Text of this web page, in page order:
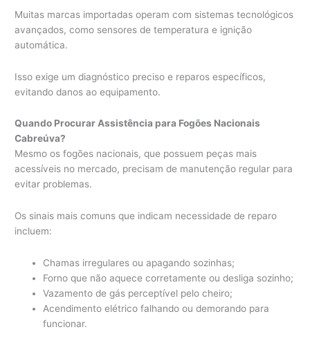
Muitas marcas importadas operam com sistemas tecnológicos
avançados, como sensores de temperatura e ignição
automática.
Isso exige um diagnóstico preciso e reparos específicos,
evitando danos ao equipamento.
Quando Procurar Assistência para Fogões Nacionais
Cabreúva?
Mesmo os fogões nacionais, que possuem peças mais
acessíveis no mercado, precisam de manutenção regular para
evitar problemas.
Os sinais mais comuns que indicam necessidade de reparo
incluem:
Chamas irregulares ou apagando sozinhas;
Forno que não aquece corretamente ou desliga sozinho;
Vazamento de gás perceptível pelo cheiro;
Acendimento elétrico falhando ou demorando para
funcionar.